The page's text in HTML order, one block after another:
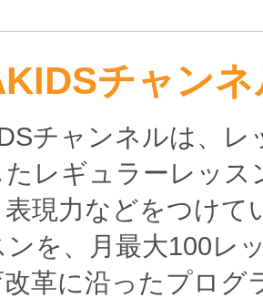
チャン
チャンネルは、
たレギュラーレッス
現力などをつけて
ンを、月最大100レ
革に沿ったプログ